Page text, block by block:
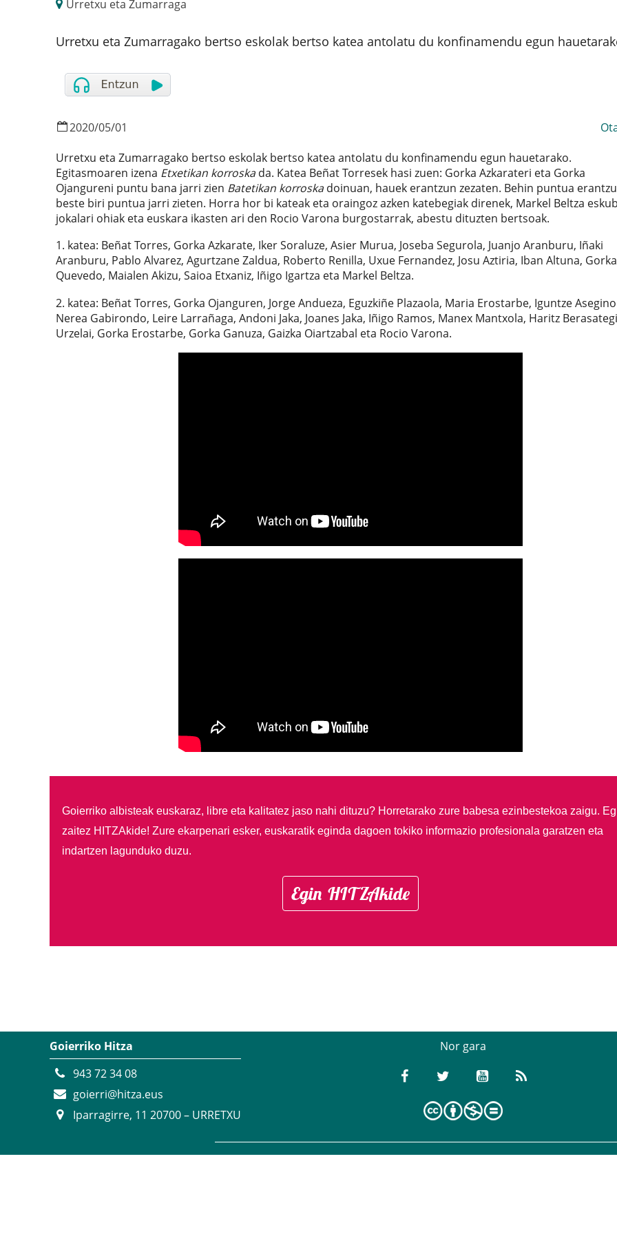
Urretxu eta Zumarraga
Urretxu eta Zumarragako bertso eskolak bertso katea antolatu du konfinamendu egun
2020/05/01
Urretxu eta Zumarragako bertso eskolak bertso katea antolatu du konfinamendu egun hauetarako.
Egitasmoaren izena Etxetikan korroskada. Katea Beñat Torresek hasi zuen: Gorka Azkarateri eta Gorka
Ojangureni puntu bana jarri zien Batetikan korroskadoinuan, hauek erantzun zezaten. Behin puntua
beste biri puntua jarri zieten. Horra hor bi kateak eta oraingoz azken katebegiak direnek, Markel Beltza
jokalari ohiak eta euskara ikasten ari den Rocio Varona burgostarrak, abestu dituzten bertsoak.
1. katea: Beñat Torres, Gorka Azkarate, Iker Soraluze, Asier Murua, Joseba Segurola, Juanjo Aranburu, Iñaki
Aranburu, Pablo Alvarez, Agurtzane Zaldua, Roberto Renilla, Uxue Fernandez, Josu Aztiria, Iban Altuna, Gorka
Quevedo, Maialen Akizu, Saioa Etxaniz, Iñigo Igartza eta Markel Beltza.
2. katea: Beñat Torres, Gorka Ojanguren, Jorge Andueza, Eguzkiñe Plazaola, Maria Erostarbe, Iguntze
Nerea Gabirondo, Leire Larrañaga, Andoni Jaka, Joanes Jaka, Iñigo Ramos, Manex Mantxola, Haritz
Urzelai, Gorka Erostarbe, Gorka Ganuza, Gaizka Oiartzabal eta Rocio Varona.
Goierriko albisteak euskaraz, libre eta kalitatez jaso nahi dituzu? Horretarako zure babesa ezinbestekoa zaigu.
zaitez HITZAkide! Zure ekarpenari esker, euskaratik eginda dagoen tokiko informazio profesionala garatzen eta
indartzen lagunduko duzu.
Egin HITZAkide
Goierriko Hitza
943 72 34 08
goierri@hitza.eus
Iparragirre, 11 20700 – URRETXU
Nor gara